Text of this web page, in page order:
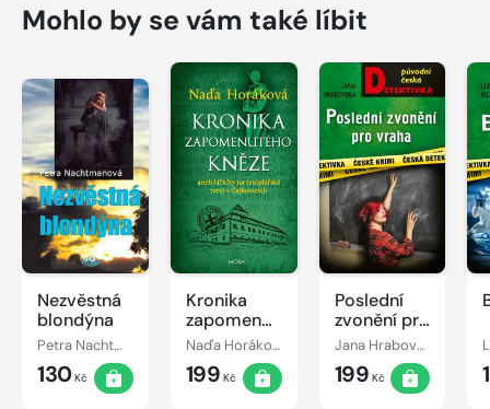
Mohlo by se vám také líbit
Nezvěstná
blondýna
Petra Nachtmanová
130Kč
Kronika
zapomenutého
kněze
Naďa Horáková
199 Kč
Poslední
zvonění pro
vraha
Jana Hrabovská
199 Kč